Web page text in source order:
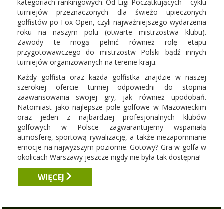
kategoriach rankingowych. Od Ligi Początkujących – cyklu
turniejów przeznaczonych dla świeżo upieczonych
golfistów po Fox Open, czyli najważniejszego wydarzenia
roku na naszym polu (otwarte mistrzostwa klubu).
Zawody te mogą pełnić również rolę etapu
przygotowawczego do mistrzostw Polski bądź innych
turniejów organizowanych na terenie kraju.
Każdy golfista oraz każda golfistka znajdzie w naszej
szerokiej ofercie turniej odpowiedni do stopnia
zaawansowania swojej gry, jak również upodobań.
Natomiast jako najlepsze pole golfowe w Mazowieckim
oraz jeden z najbardziej profesjonalnych klubów
golfowych w Polsce zagwarantujemy wspaniałą
atmosferę, sportową rywalizację, a także niezapomniane
emocje na najwyższym poziomie. Gotowy? Gra w golfa w
okolicach Warszawy jeszcze nigdy nie była tak dostępna!
WIĘCEJ